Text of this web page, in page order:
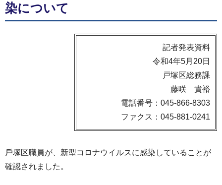
染について
記者発表資料
令和4年5月20日
戸塚区総務課
藤咲 貴裕
電話番号：045-866-8303
ファクス：045-881-0241
⼾塚区職員が、新型コロナウイルスに感染していることが
確認されました。